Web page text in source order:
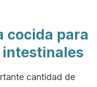
cocida para
cantidad de